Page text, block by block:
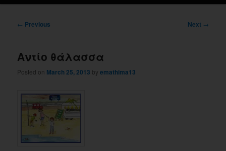
Post
← Previous Next →
Αντίο θάλασσα
Posted on March 25, 2013 byemathima13